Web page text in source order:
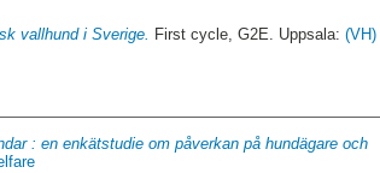
vallhund i Sverige. First cycle, G2E. Uppsala:(VH)
: en enkätstudie om påverkan på hundägare och